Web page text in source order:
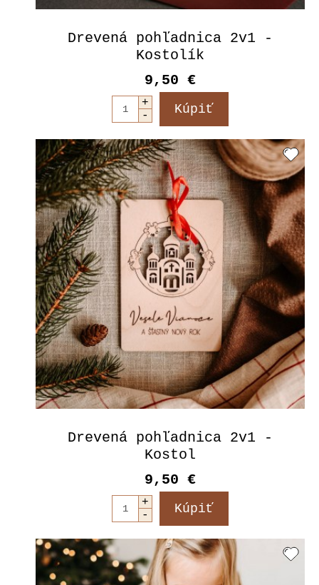
Drevená pohľadnica 2v1 -
Kostolík
9,50 €
Drevená pohľadnica 2v1 -
Kostol
9,50 €